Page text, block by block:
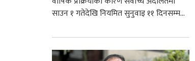
साउन १ गतेदेखि नियमित सुनुवाइ ११ दिनसम्म...